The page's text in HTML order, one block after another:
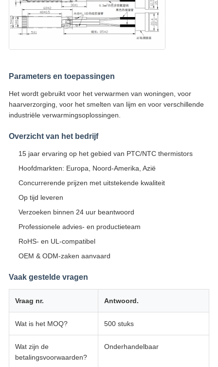
Parameters en toepassingen
Het wordt gebruikt voor het verwarmen van woningen, voor
haarverzorging, voor het smelten van lijm en voor verschillende
industriële verwarmingsoplossingen.
Overzicht van het bedrijf
15 jaar ervaring op het gebied van PTC/NTC thermistors
Hoofdmarkten: Europa, Noord-Amerika, Azië
Concurrerende prijzen met uitstekende kwaliteit
Op tijd leveren
Verzoeken binnen 24 uur beantwoord
Professionele advies- en productieteam
RoHS- en UL-compatibel
OEM & ODM-zaken aanvaard
Vaak gestelde vragen
Vraag nr. Antwoord.
Wat is het MOQ? 500 stuks
Wat zijn de
betalingsvoorwaarden?
Onderhandelbaar